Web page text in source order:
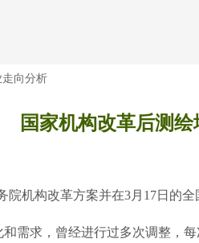
向分析
国家机构改革后测
机构改革方案并在3月17日的全
求，曾经进行过多次调整，